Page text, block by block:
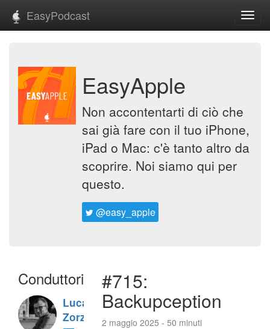
EasyPodcast
EasyApple
Non accontentarti di ciò che
sai già fare con il tuo iPhone,
iPad o Mac: c'è tanto altro da
scoprire. Noi siamo qui per
questo.
@easy_apple
Conduttori
Luca
Zorzi
#715:
Backupception
2 maggio 2025 - 50 minuti